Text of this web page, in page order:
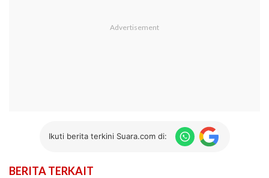
Ikuti berita terkini Suara.com di:
BERITA TERKAIT